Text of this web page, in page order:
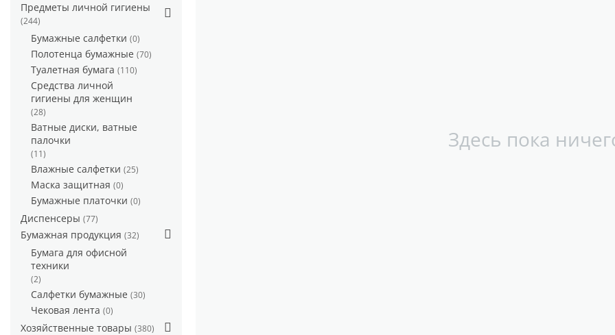
Предметы личной гигиены
(244)
Бумажные салфетки (0)
Полотенца бумажные (70)
Туалетная бумага (110)
Средства личной
гигиены для женщин
(28)
Ватные диски, ватные
палочки
(11)
Влажные салфетки (25)
Маска защитная (0)
Бумажные платочки (0)
Диспенсеры (77)
Бумажная продукция (32)
Бумага для офисной
техники
(2)
Салфетки бумажные (30)
Чековая лента (0)
Хозяйственные товары (380)
Здесь пока